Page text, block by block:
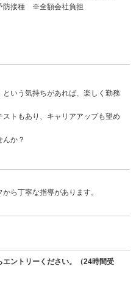
防接種 ※全額会社負担
いう気持ちがあれば、楽しく勤務
トもあり、キャリアアップも望め
か？
ら丁寧な指導があります。
エントリーください。（24時間受